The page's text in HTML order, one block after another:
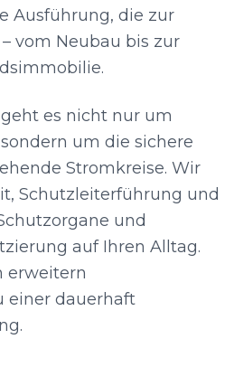
Ausführung, die zur
vom Neubau bis zur
es nicht nur um
um die sichere
Stromkreise. Wir
Schutzleiterführung und
und
auf Ihren Alltag.
erweitern
einer dauerhaft